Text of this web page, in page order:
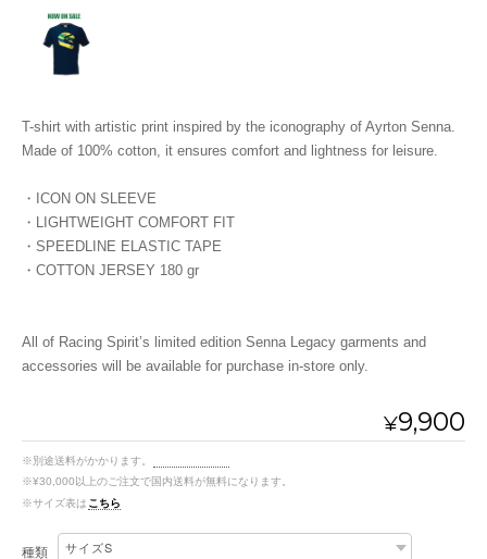
T-shirt with artistic print inspired by the iconography of Ayrton Senna.
Made of 100% cotton, it ensures comfort and lightness for leisure.
・ICON ON SLEEVE
・LIGHTWEIGHT COMFORT FIT
・SPEEDLINE ELASTIC TAPE
・COTTON JERSEY 180 gr
All of Racing Spirit’s limited edition Senna Legacy garments and
accessories will be available for purchase in-store only.
¥9,900
※別途送料がかかります。
※¥30,000以上のご注文で国内送料が無料になります。
※サイズ表は こちら
種類